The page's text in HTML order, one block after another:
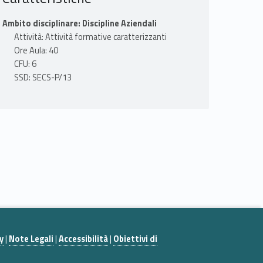
Ambito disciplinare: Discipline Aziendali
Attività: Attività formative caratterizzanti
Ore Aula: 40
CFU: 6
SSD: SECS-P/13
| Note Legali|Accessibilità| Obiettivi di